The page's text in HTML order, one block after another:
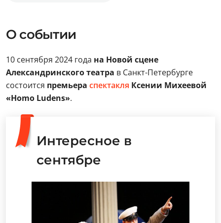
О событии
10 сентября 2024 года на Новой сцене
Александринского театра в Санкт-Петербурге
состоится премьера спектакля Ксении Михеевой
«Homo Ludens».
Интересное в
сентябре